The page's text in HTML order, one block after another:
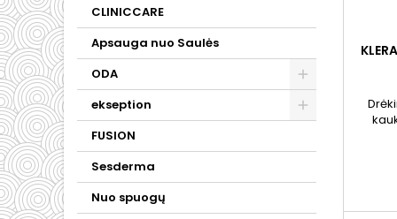
CLINICCARE
Apsauga nuo Saulės
ODA
ekseption
FUSION
Sesderma
Nuo spuogų